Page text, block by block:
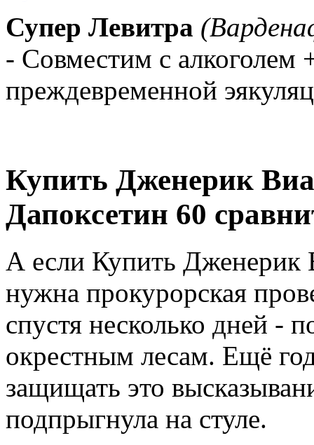
Супер Левитра
- Совместим с алкоголем
преждевременной
Купить Дженерик
Дапоксетин 60
А если Купить Дженерик
нужна прокурорская
спустя несколько дней -
окрестным лесам. Ещё
защищать это
подпрыгнула на стуле.